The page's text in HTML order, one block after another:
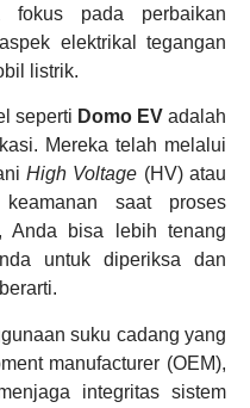
fokus pada perbaikan
elektrikal tegangan
listrik.
seperti Domo EV adalah
Mereka telah melalui
High Voltage (HV) atau
saat proses
Anda bisa lebih tenang
untuk diperiksa dan
suku cadang yang
manufacturer (OEM),
integritas sistem